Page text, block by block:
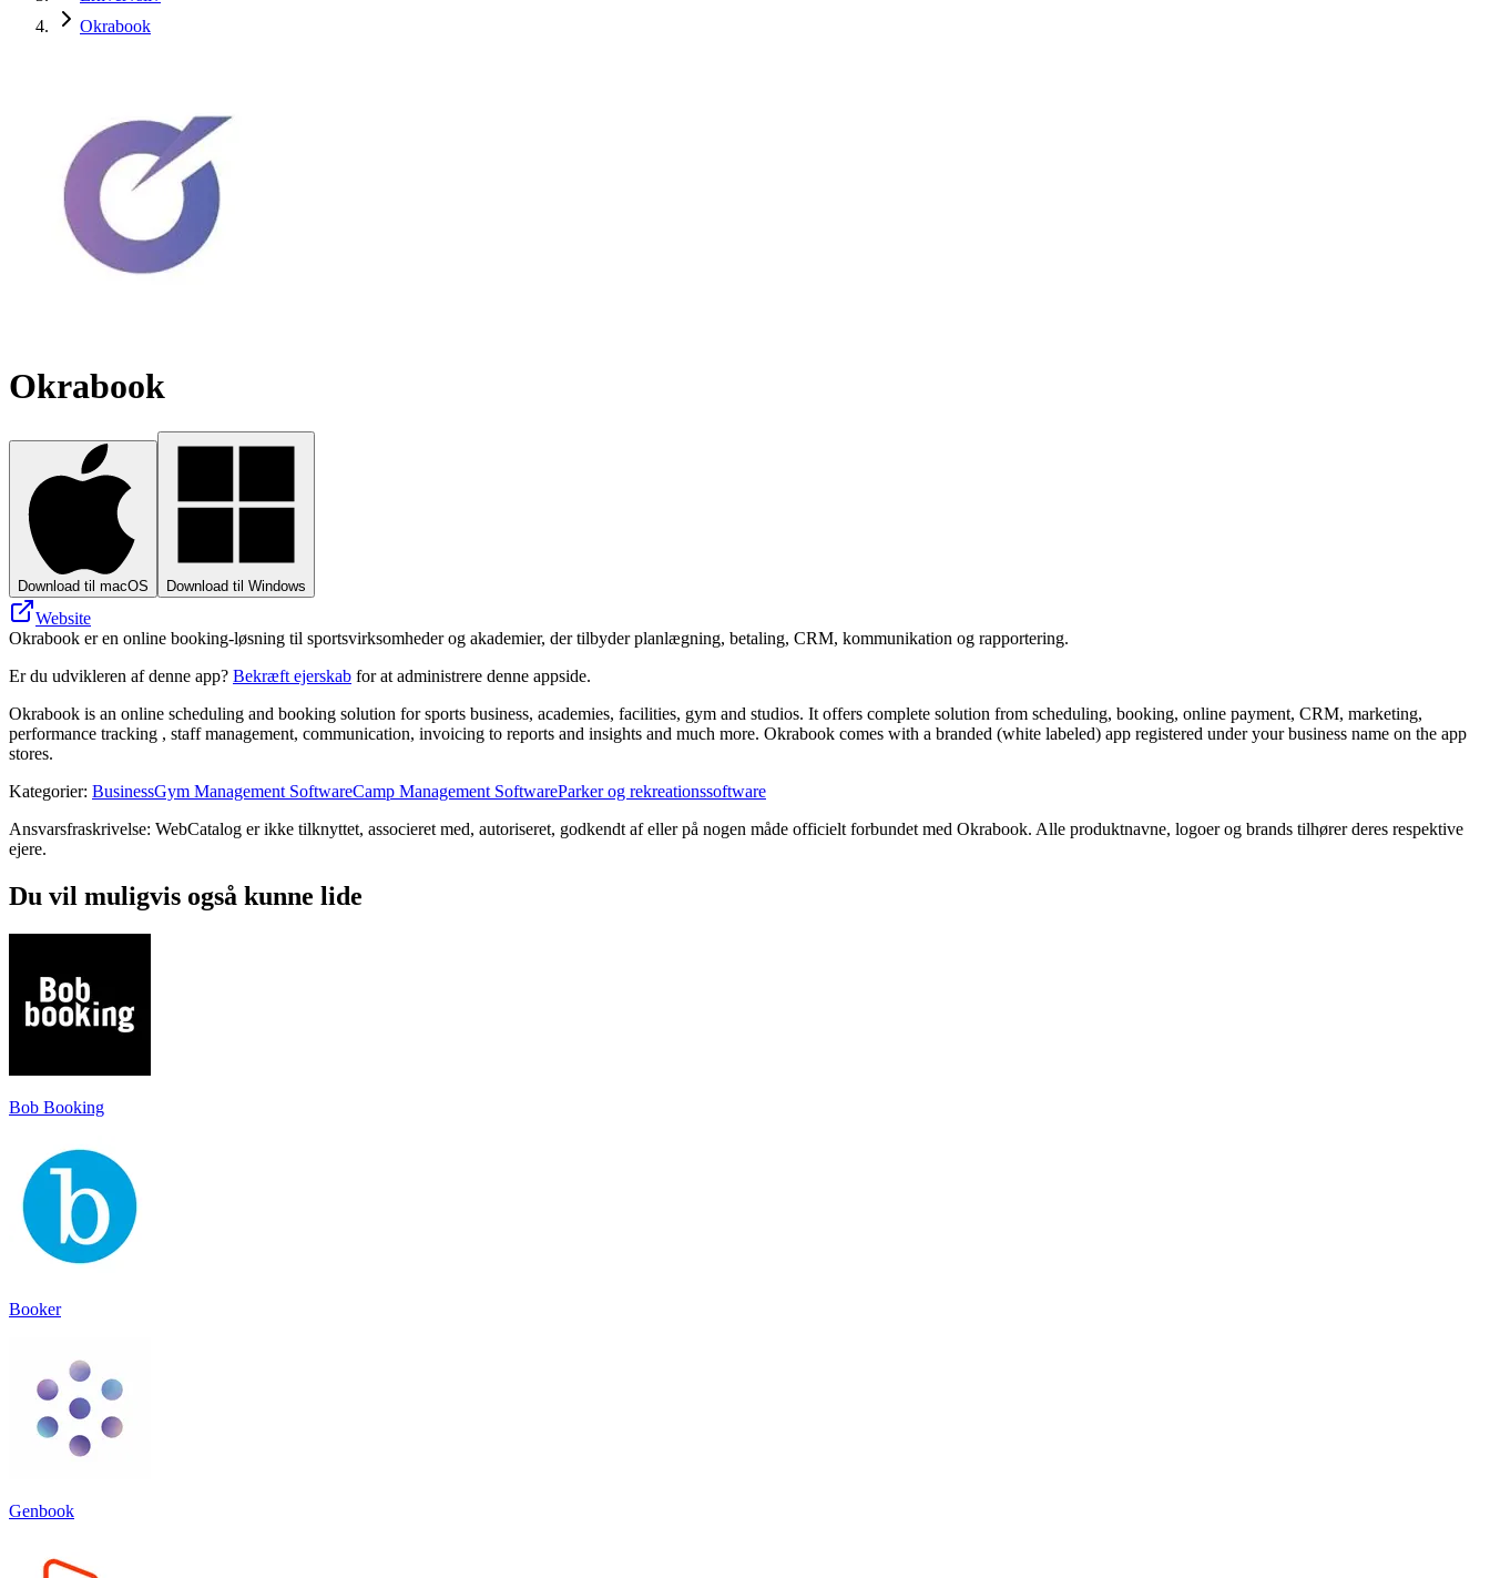
Okrabook
Okrabook
Download til macOS Download til Windows
Website
Okrabook er en online booking-løsning til sportsvirksomheder og akademier, der tilbyder planlægning, betaling, CRM, kommunikation og rapportering.
Er du udvikleren af denne app? Bekræft ejerskab for at administrere denne appside.
Okrabook is an online scheduling and booking solution for sports business, academies, facilities, gym and studios. It offers complete solution from scheduling, booking, online payment, CRM, marketing,
performance tracking , staff management, communication, invoicing to reports and insights and much more. Okrabook comes with a branded (white labeled) app registered under your business name on the app
stores.
Kategorier: BusinessGym Management SoftwareCamp Management SoftwareParker og rekreationssoftware
Ansvarsfraskrivelse: WebCatalog er ikke tilknyttet, associeret med, autoriseret, godkendt af eller på nogen måde officielt forbundet med Okrabook. Alle produktnavne, logoer og brands tilhører deres respektive
ejere.
Du vil muligvis også kunne lide
Bob Booking
Booker
Genbook